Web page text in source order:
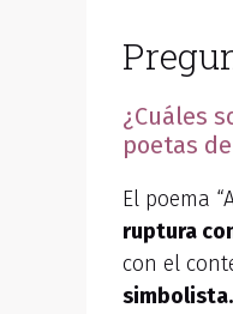
¿Cuáles
poetas
El poema
ruptura
con el
simbolista.